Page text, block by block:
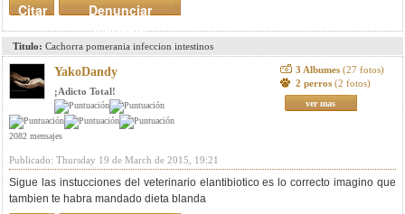
Denunciar
mensaje
Citar
Titulo: Cachorra pomerania infeccion intestinos
YakoDandy
¡Adicto Total!
2082 mensajes
3 Albumes (27 fotos)
2 perros (2 fotos)
ver mas
Publicado: Thursday 19 de March de 2015, 19:21
Sigue las instucciones del veterinario elantibiotico es lo correcto imagino que
tambien te habra mandado dieta blanda